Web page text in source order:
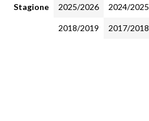
Stagione 2025/2026 2024/2025
2018/2019 2017/2018